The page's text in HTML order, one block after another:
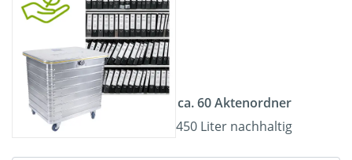
ca. 60 Aktenordner
450 Liter nachhaltig